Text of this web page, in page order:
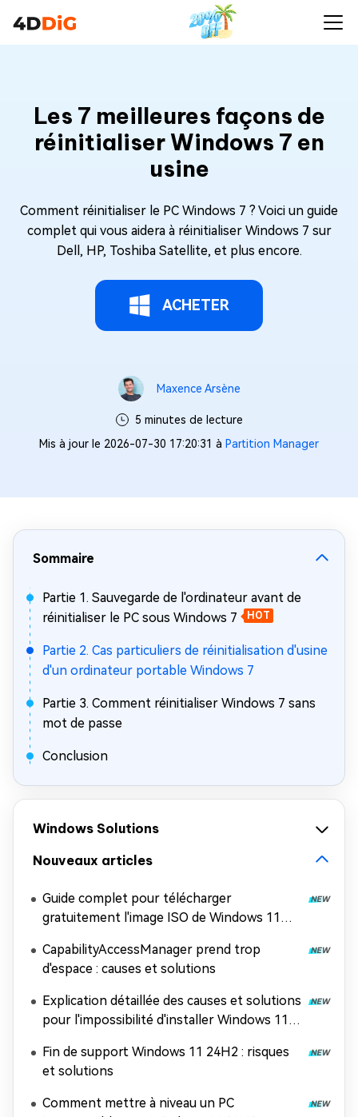
Les 7 meilleures façons de
réinitialiser Windows 7 en
usine
Comment réinitialiser le PC Windows 7 ? Voici un guide
complet qui vous aidera à réinitialiser Windows 7 sur
Dell, HP, Toshiba Satellite, et plus encore.
ACHETER
Maxence Arsène
5 minutes de lecture
Mis à jour le 2026-07-30 17:20:31 à Partition Manager
Sommaire
Partie 1. Sauvegarde de l'ordinateur avant de
réinitialiser le PC sous Windows 7
HOT
Partie 2. Cas particuliers de réinitialisation d'usine
d'un ordinateur portable Windows 7
Partie 3. Comment réinitialiser Windows 7 sans
mot de passe
Conclusion
Windows Solutions
Nouveaux articles
Guide complet pour télécharger
gratuitement l'image ISO de Windows 11
CapabilityAccessManager prend trop
d'espace : causes et solutions
Explication détaillée des causes et solutions
pour l'impossibilité d'installer Windows 11
Fin de support Windows 11 24H2 : risques
et solutions
Comment mettre à niveau un PC